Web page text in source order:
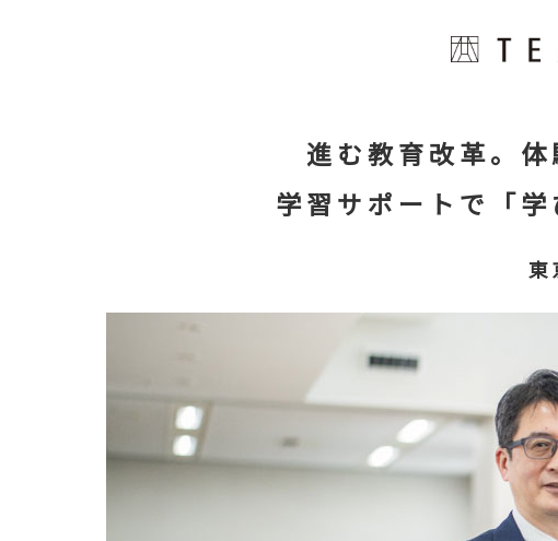
進む教育改革。
学習サポートで「
東